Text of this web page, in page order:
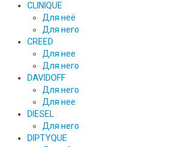
CLINIQUE
Для неё
Для него
CREED
Для нее
Для него
DAVIDOFF
Для него
Для нее
DIESEL
Для него
DIPTYQUE